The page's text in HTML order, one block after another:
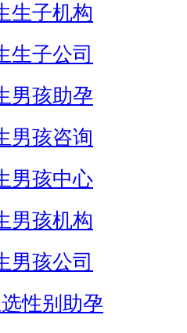
生子机构
生子公司
男孩助孕
男孩咨询
男孩中心
男孩机构
男孩公司
性别助孕